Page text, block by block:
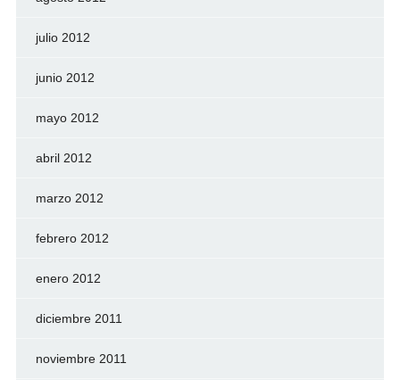
julio 2012
junio 2012
mayo 2012
abril 2012
marzo 2012
febrero 2012
enero 2012
diciembre 2011
noviembre 2011